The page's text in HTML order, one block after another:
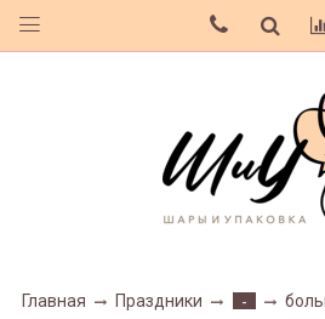
Главная Праздники -